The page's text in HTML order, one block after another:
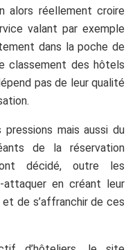
alors réellement croire
valant par exemple
dans la poche de
classement des hôtels
pas de leur qualité
mais aussi du
de la réservation
décidé, outre les
attaquer en créant leur
de s’affranchir de ces